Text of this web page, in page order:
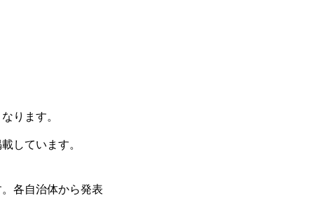
ります。
しています。
各自治体から発表